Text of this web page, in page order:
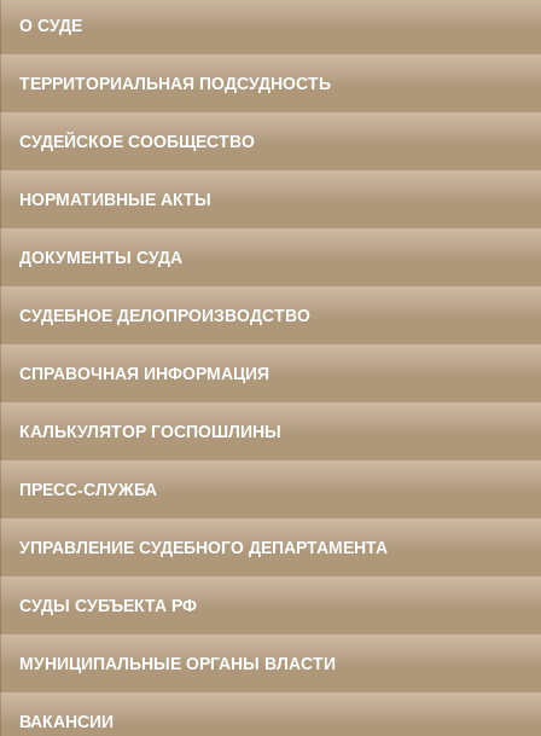
О СУДЕ
ТЕРРИТОРИАЛЬНАЯ ПОДСУДНОСТЬ
СУДЕЙСКОЕ СООБЩЕСТВО
НОРМАТИВНЫЕ АКТЫ
ДОКУМЕНТЫ СУДА
СУДЕБНОЕ ДЕЛОПРОИЗВОДСТВО
СПРАВОЧНАЯ ИНФОРМАЦИЯ
КАЛЬКУЛЯТОР ГОСПОШЛИНЫ
ПРЕСС-СЛУЖБА
УПРАВЛЕНИЕ СУДЕБНОГО ДЕПАРТАМЕНТА
СУДЫ СУБЪЕКТА РФ
МУНИЦИПАЛЬНЫЕ ОРГАНЫ ВЛАСТИ
ВАКАНСИИ